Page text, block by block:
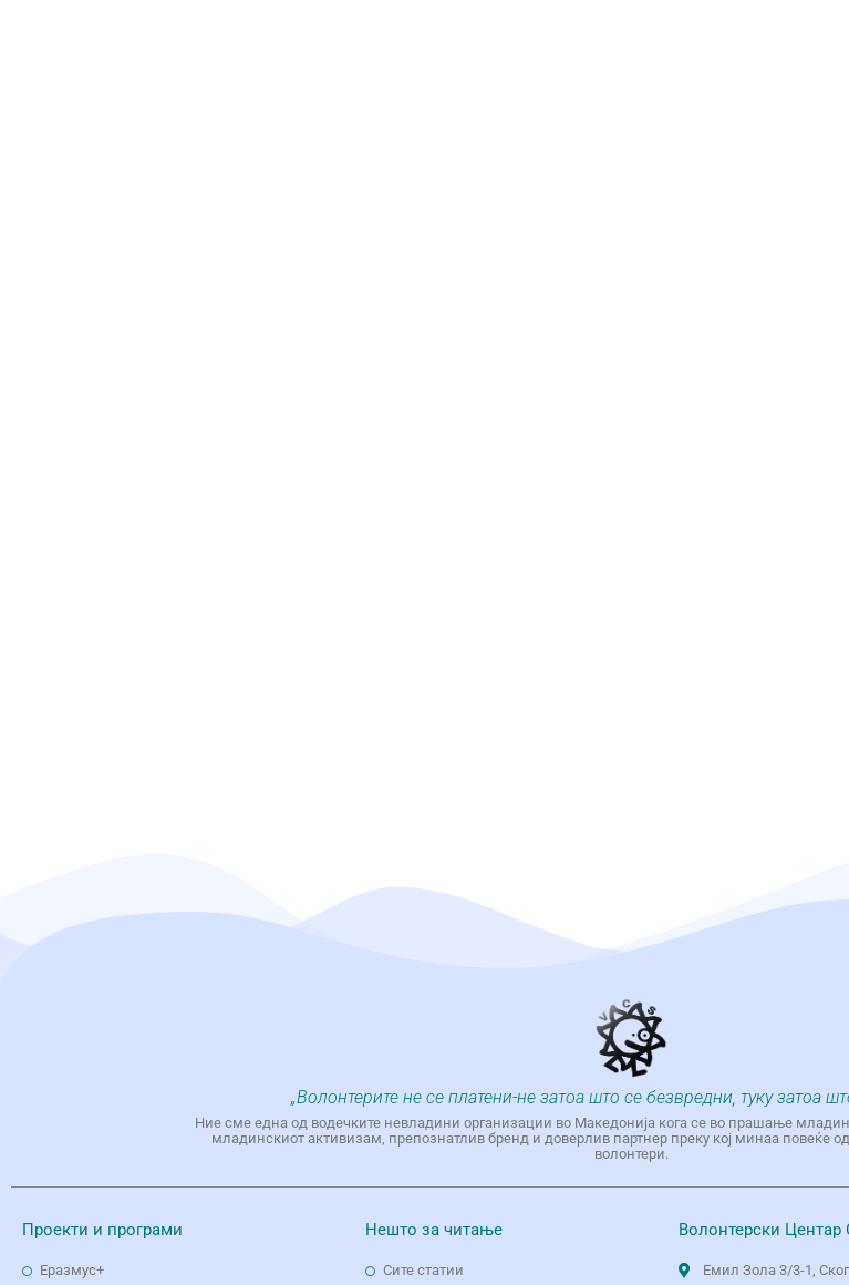
„Волонтерите не се платени-не затоа што се безвредни, туку затоа
Ние сме една од водечките невладини организации во Македонија кога се во прашање
младинскиот активизам, препознатлив бренд и доверлив партнер преку кој минаа повеќе
волонтери.
Проекти и програми
Еразмус+
Нешто за читање
Сите статии
Волонтерски Центар
Емил Зола 3/3-1,